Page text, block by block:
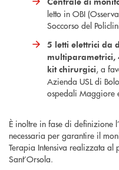
letto in OBI
Soccorso del
5 letti elettrici da
multiparametrici,
kit chirurgici, a
Azienda USL di
ospedali Maggiore
È inoltre in fase di definizione
necessaria per garantire il
Terapia Intensiva realizzata
Sant’Orsola.